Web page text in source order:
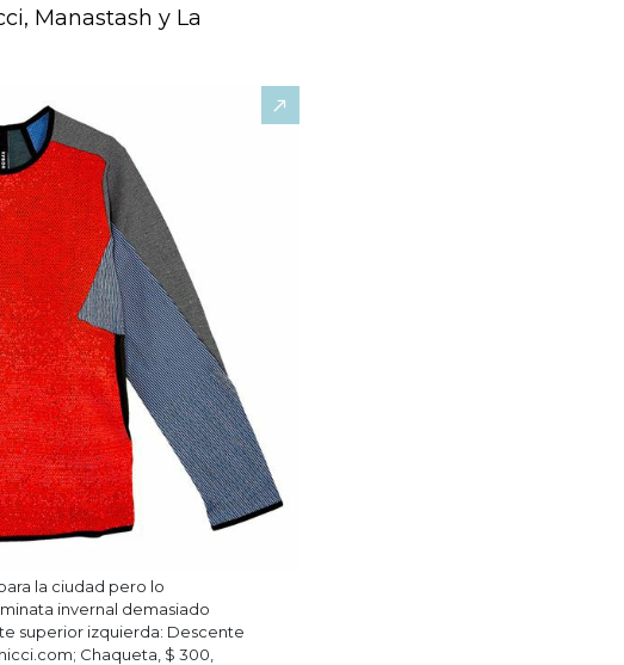
Manastash y La
la ciudad pero lo
invernal demasiado
superior izquierda: Descente
Chaqueta, $ 300,